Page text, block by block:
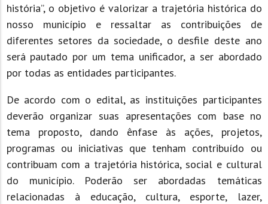
história”, o objetivo é valorizar a trajetória histórica do
nosso município e ressaltar as contribuições de
diferentes setores da sociedade, o desfile deste ano
será pautado por um tema unificador, a ser abordado
por todas as entidades participantes.
De acordo com o edital, as instituições participantes
deverão organizar suas apresentações com base no
tema proposto, dando ênfase às ações, projetos,
programas ou iniciativas que tenham contribuído ou
contribuam com a trajetória histórica, social e cultural
do município. Poderão ser abordadas temáticas
relacionadas à educação, cultura, esporte, lazer,